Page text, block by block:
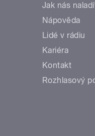
Jak nás
Nápověda
Lidé v rádiu
Kariéra
Kontakt
Rozhlasový